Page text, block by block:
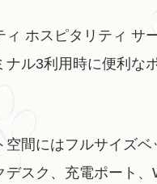
ィ ホスピタリティ サ
ナル3利用時に便利な
空間にはフルサイズベ
デスク、充電ポート